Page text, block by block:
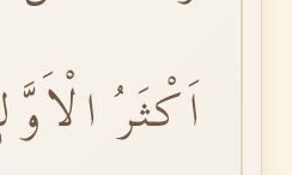
اَكْثَرُ